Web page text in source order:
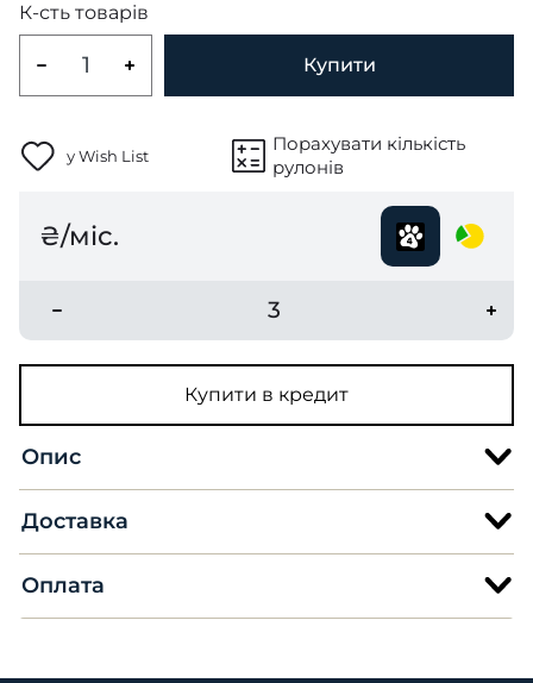
К-сть товарів
Купити
у Wish List
Порахувати кількість
рулонів
₴/міс.
3
Купити в кредит
Опис
Доставка
Оплата